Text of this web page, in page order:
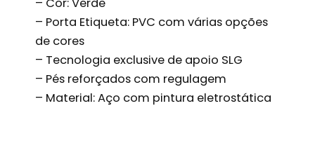
– Cor: Verde
– Porta Etiqueta: PVC com várias opções
de cores
– Tecnologia exclusive de apoio SLG
– Pés reforçados com regulagem
– Material: Aço com pintura eletrostática